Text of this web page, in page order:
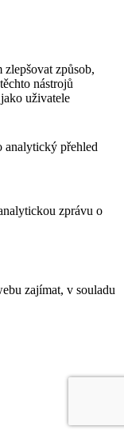
způsob,
nástrojů
uživatele
analytický přehled
zprávu o
zajímat, v souladu